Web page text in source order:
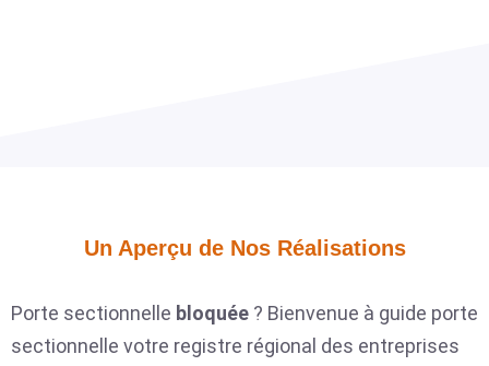
Un Aperçu de Nos Réalisations​
Porte sectionnelle bloquée ? Bienvenue à guide porte
sectionnelle votre registre régional des entreprises